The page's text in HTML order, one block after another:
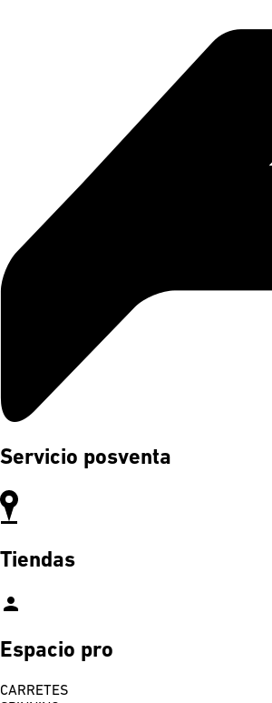
Servicio posventa
Tiendas
person
Espacio pro
CARRETES